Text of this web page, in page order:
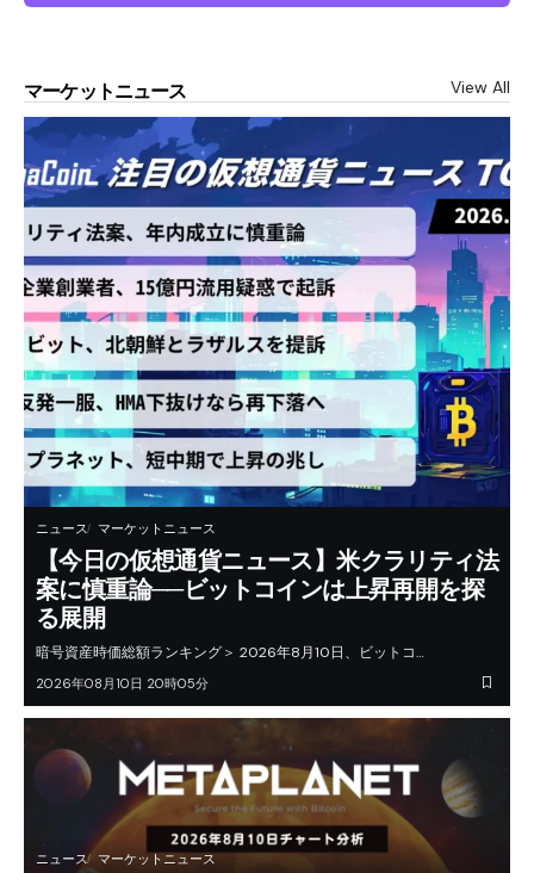
マーケットニュース View All
ニュース マーケットニュース
【今日の仮想通貨ニュース】米クラリティ法
案に慎重論──ビットコインは上昇再開を探
る展開
暗号資産時価総額ランキング＞ 2026年8月10日、ビットコ…
2026年08月10日 20時05分
ニュース マーケットニュース